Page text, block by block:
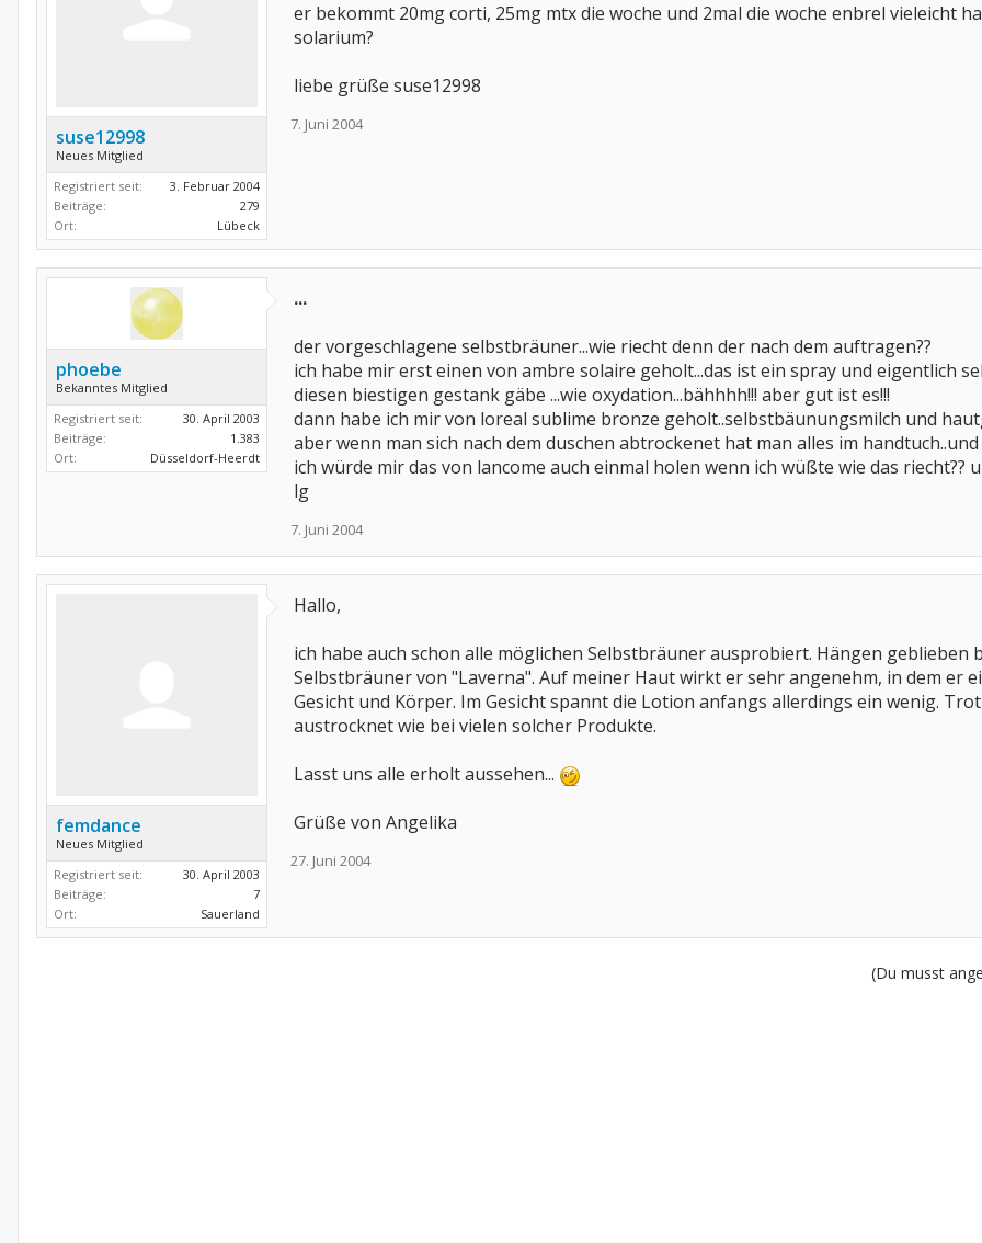
suse12998
Neues Mitglied
Registriert seit:
3. Februar 2004
Beiträge:
279
Ort:
Lübeck
er bekommt 20mg corti, 25mg mtx die woche und 2mal die woche enbrel vieleicht
solarium?
liebe grüße suse12998
7. Juni 2004
phoebe
Bekanntes Mitglied
Registriert seit:
30. April 2003
Beiträge:
1.383
Ort:
Düsseldorf-Heerdt
...
der vorgeschlagene selbstbräuner...wie riecht denn der nach dem auftragen??
ich habe mir erst einen von ambre solaire geholt...das ist ein spray und eigentlich
diesen biestigen gestank gäbe ...wie oxydation...bähhhh!!! aber gut ist es!!!
dann habe ich mir von loreal sublime bronze geholt..selbstbäunungsmilch und
aber wenn man sich nach dem duschen abtrockenet hat man alles im
ich würde mir das von lancome auch einmal holen wenn ich wüßte wie das riecht??
lg
7. Juni 2004
femdance
Neues Mitglied
Registriert seit:
30. April 2003
Beiträge:
7
Ort:
Sauerland
Hallo,
ich habe auch schon alle möglichen Selbstbräuner ausprobiert. Hängen
Selbstbräuner von "Laverna". Auf meiner Haut wirkt er sehr angenehm, in dem er
Gesicht und Körper. Im Gesicht spannt die Lotion anfangs allerdings ein wenig.
austrocknet wie bei vielen solcher Produkte.
Lasst uns alle erholt aussehen...
Grüße von Angelika
27. Juni 2004
(Du musst